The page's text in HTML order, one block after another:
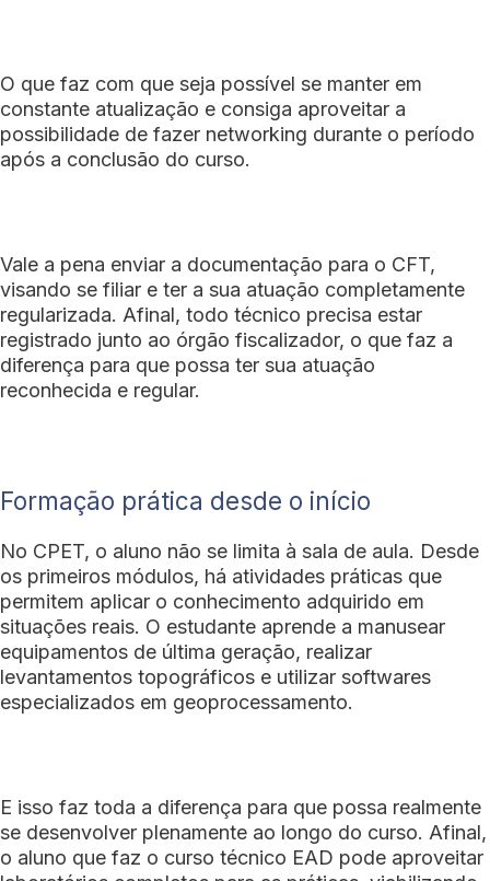
O que faz com que seja possível se manter em
constante atualização e consiga aproveitar a
possibilidade de fazer networking durante o período
após a conclusão do curso.
Vale a pena enviar a documentação para o CFT,
visando se filiar e ter a sua atuação completamente
regularizada. Afinal, todo técnico precisa estar
registrado junto ao órgão fiscalizador, o que faz a
diferença para que possa ter sua atuação
reconhecida e regular.
Formação prática desde o início
No CPET, o aluno não se limita à sala de aula. Desde
os primeiros módulos, há atividades práticas que
permitem aplicar o conhecimento adquirido em
situações reais. O estudante aprende a manusear
equipamentos de última geração, realizar
levantamentos topográficos e utilizar softwares
especializados em geoprocessamento.
E isso faz toda a diferença para que possa realmente
se desenvolver plenamente ao longo do curso. Afinal,
o aluno que faz o curso técnico EAD pode aproveitar